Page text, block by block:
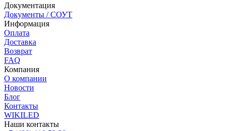
Документация
Документы / СОУТ
Информация
Оплата
Доставка
Возврат
FAQ
Компания
О компании
Новости
Блог
Контакты
WIKILED
Наши контакты